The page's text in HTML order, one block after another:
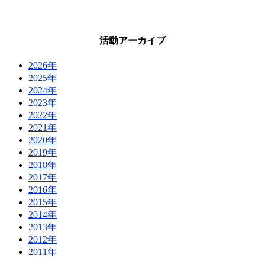
活動アーカイブ
2026年
2025年
2024年
2023年
2022年
2021年
2020年
2019年
2018年
2017年
2016年
2015年
2014年
2013年
2012年
2011年